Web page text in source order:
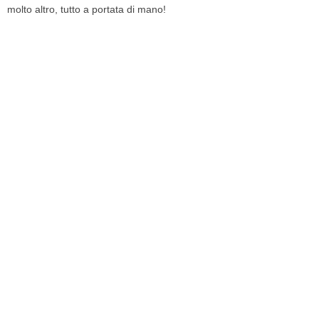
molto altro, tutto a portata di mano!